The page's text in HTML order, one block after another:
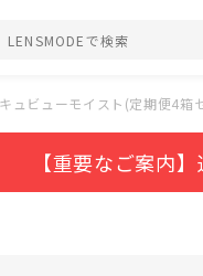
ュビューモイスト(定期便4箱
【重要なご案内